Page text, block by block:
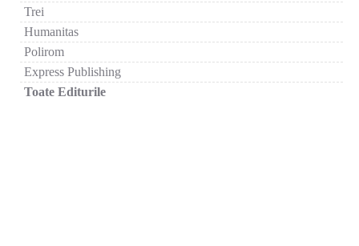
Trei
Humanitas
Polirom
Express Publishing
Toate Editurile